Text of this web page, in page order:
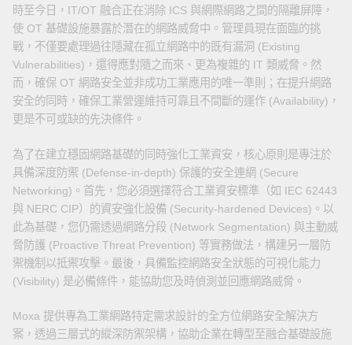
時至今日，IT/OT 融合正在消除 ICS 與網際網路之間的隔離屏障，
使 OT 基礎設施暴露於潛在的網路威脅中。管理員現在面臨的挑
戰，不僅要處理過往隱藏在孤立網路中的既有漏洞 (Existing
Vulnerabilities)，還得應對隨之而來、更為複雜的 IT 類威脅。然
而，確保 OT 網路安全並非成功工業應用的唯一準則；在提升網路
安全的同時，確保工業營運維持可靠且不間斷的運作 (Availability)，
更是不可或缺的先決條件。
為了在建立穩固網路基礎的同時強化工業資安，核心原則是專注於
具備深度防禦 (Defense-in-depth) 保護的安全連網 (Secure
Networking)。首先，您必須選擇符合工業資安標準（如 IEC 62443
與 NERC CIP）的資安強化設備 (Security-hardened Devices)。以
此為基礎，您仍需透過網路分段 (Network Segmentation) 與主動威
脅防護 (Proactive Threat Prevention) 等實務做法，構建另一層防
禦機制以抵禦攻擊。最後，具備監控網路安全狀態的可視化能力
(Visibility) 是必備條件，能協助您及時偵測並回應網路威脅。
Moxa 提供專為工業網路特定需求設計的全方位網路安全解決方
案，透過三層式的縱深防禦架構，協助企業在轉型至融合基礎設施